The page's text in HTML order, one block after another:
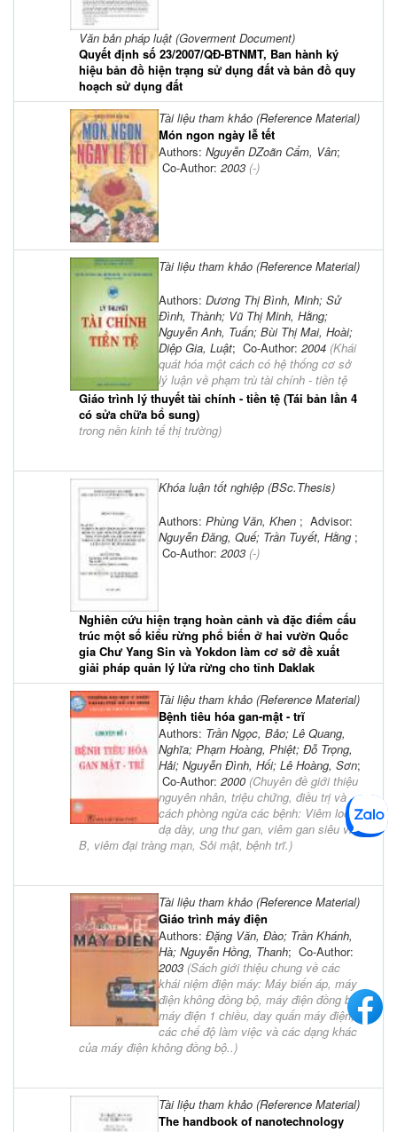
Văn bản pháp luật (Goverment Document)
Quyết định số 23/2007/QĐ-BTNMT, Ban hành ký
hiệu bản đồ hiện trạng sử dụng đất và bản đồ quy
hoạch sử dụng đất
Tài liệu tham khảo (Reference Material)
Món ngon ngày lễ tết
Authors: Nguyễn DZoãn Cẩm, Vân;
Co-Author: 2003 (-)
Tài liệu tham khảo (Reference Material)
Giáo trình lý thuyết tài chính - tiền tệ (Tái bản lần 4
có sửa chữa bổ sung)
Authors: Dương Thị Bình, Minh; Sử
Đình, Thành; Vũ Thị Minh, Hằng;
Nguyễn Anh, Tuấn; Bùi Thị Mai, Hoài;
Diệp Gia, Luật; Co-Author: 2004 (Khái
quát hóa một cách có hệ thống cơ sở
lý luận về phạm trù tài chính - tiền tệ
trong nền kinh tế thị trường)
Khóa luận tốt nghiệp (BSc.Thesis)
Nghiên cứu hiện trạng hoàn cảnh và đặc điểm cấu
trúc một số kiểu rừng phổ biến ở hai vườn Quốc
gia Chư Yang Sin và Yokdon làm cơ sở đề xuất
giải pháp quản lý lửa rừng cho tỉnh Daklak
Authors: Phùng Văn, Khen ; Advisor:
Nguyễn Đăng, Quế; Trần Tuyết, Hằng ;
Co-Author: 2003 (-)
Tài liệu tham khảo (Reference Material)
Bệnh tiêu hóa gan-mật - trĩ
Authors: Trần Ngọc, Bảo; Lê Quang,
Nghĩa; Phạm Hoàng, Phiệt; Đỗ Trọng,
Hải; Nguyễn Đình, Hối; Lê Hoàng, Sơn;
Co-Author: 2000 (Chuyên đề giới thiệu
nguyên nhân, triệu chứng, điều trị và
cách phòng ngừa các bệnh: Viêm loét
dạ dày, ung thư gan, viêm gan siêu vi
B, viêm đại tràng mạn, Sỏi mật, bệnh trĩ.)
Tài liệu tham khảo (Reference Material)
Giáo trình máy điện
Authors: Đặng Văn, Đào; Trần Khánh,
Hà; Nguyễn Hồng, Thanh; Co-Author:
2003 (Sách giới thiệu chung về các
khái niệm điện máy: Máy biến áp, máy
điện không đồng bộ, máy điện đồng bộ,
máy điện 1 chiều, day quấn máy điện,
các chế độ làm việc và các dạng khác
của máy điện không đồng bộ..)
Tài liệu tham khảo (Reference Material)
The handbook of nanotechnology